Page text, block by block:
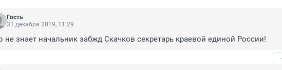
Гость
31 декабря 2019, 11:29
не знает начальник забжд Скачков секретарь краевой единой России!